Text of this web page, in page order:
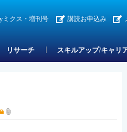
ミクス・増刊号 講読お申込み
リサーチ スキルアップ/キャリ